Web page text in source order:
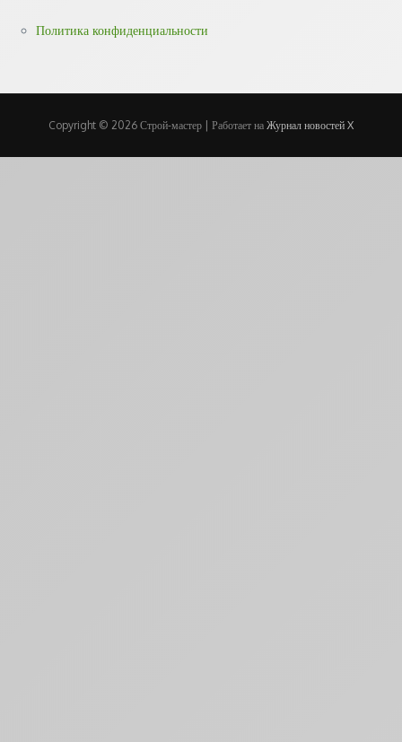
Политика конфиденциальности
Copyright © 2026 Строй-мастер | Работает на Журнал новостей X